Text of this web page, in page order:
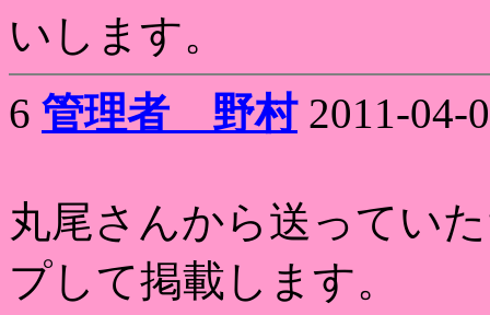
いします。
6 管理者 野村2011-04-
丸尾さんから送ってい
プして掲載します。